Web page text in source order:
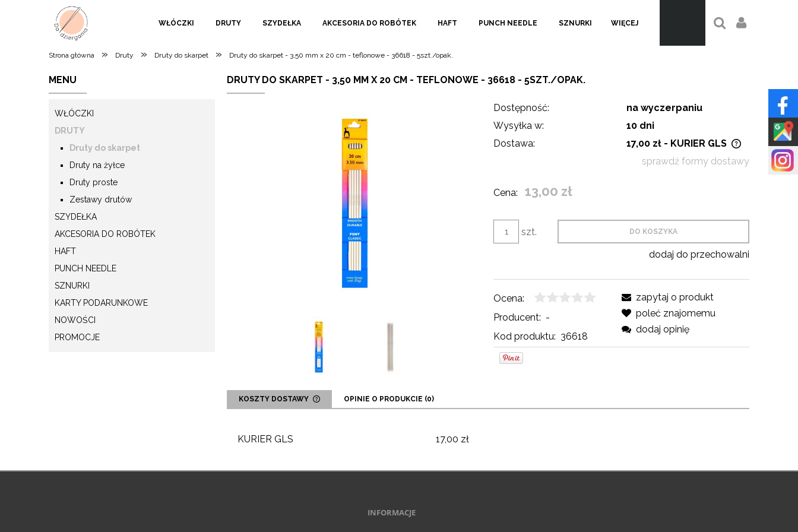
WŁÓCZKI DRUTY SZYDEŁKA AKCESORIA DO ROBÓTEK HAFT PUNCH NEEDLE SZNURKI WIĘCEJ
Strona główna » Druty » Druty do skarpet » Druty do skarpet - 3,50 mm x 20 cm - teflonowe - 36618 - 5szt./opak.
MENU
WŁÓCZKI
DRUTY
Druty do skarpet
Druty na żyłce
Druty proste
Zestawy drutów
SZYDEŁKA
AKCESORIA DO ROBÓTEK
HAFT
PUNCH NEEDLE
SZNURKI
KARTY PODARUNKOWE
NOWOŚCI
PROMOCJE
DRUTY DO SKARPET - 3,50 MM X 20 CM - TEFLONOWE - 36618 - 5SZT./OPAK.
Dostępność:
na wyczerpaniu
Wysyłka w:
10 dni
Dostawa:
17,00 zł - KURIER GLS
sprawdź formy dostawy
Cena: 13,00 zł
szt. DO KOSZYKA
dodaj do przechowalni
Ocena:
Producent: -
Kod produktu: 36618
zapytaj o produkt
poleć znajomemu
dodaj opinię
KOSZTY DOSTAWY OPINIE O PRODUKCIE (0)
KURIER GLS 17,00 zł
INFORMACJE